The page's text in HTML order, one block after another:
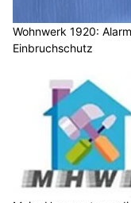
Wohnwerk 1920:
Einbruchschutz